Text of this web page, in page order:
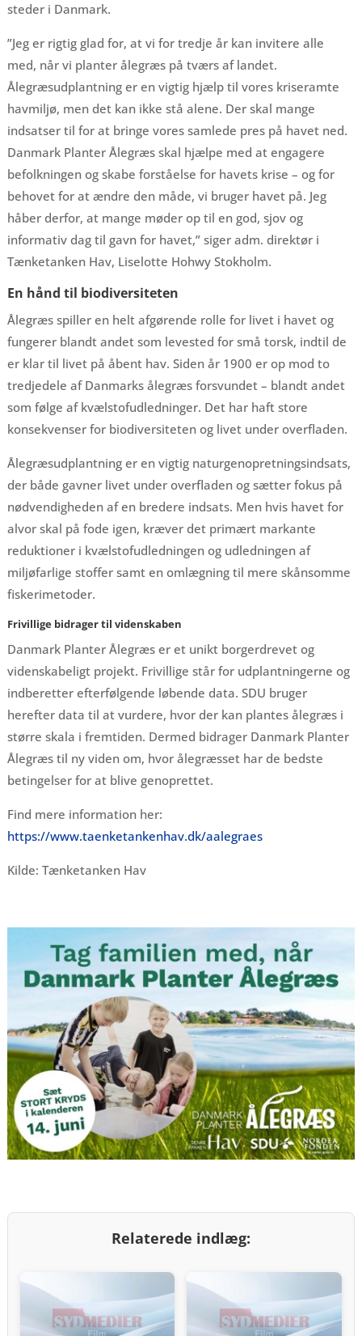
steder i Danmark.
”Jeg er rigtig glad for, at vi for tredje år kan invitere alle
med, når vi planter ålegræs på tværs af landet.
Ålegræsudplantning er en vigtig hjælp til vores kriseramte
havmiljø, men det kan ikke stå alene. Der skal mange
indsatser til for at bringe vores samlede pres på havet ned.
Danmark Planter Ålegræs skal hjælpe med at engagere
befolkningen og skabe forståelse for havets krise – og for
behovet for at ændre den måde, vi bruger havet på. Jeg
håber derfor, at mange møder op til en god, sjov og
informativ dag til gavn for havet,” siger adm. direktør i
Tænketanken Hav, Liselotte Hohwy Stokholm.
En hånd til biodiversiteten
Ålegræs spiller en helt afgørende rolle for livet i havet og
fungerer blandt andet som levested for små torsk, indtil de
er klar til livet på åbent hav. Siden år 1900 er op mod to
tredjedele af Danmarks ålegræs forsvundet – blandt andet
som følge af kvælstofudledninger. Det har haft store
konsekvenser for biodiversiteten og livet under overfladen.
Ålegræsudplantning er en vigtig naturgenopretningsindsats,
der både gavner livet under overfladen og sætter fokus på
nødvendigheden af en bredere indsats. Men hvis havet for
alvor skal på fode igen, kræver det primært markante
reduktioner i kvælstofudledningen og udledningen af
miljøfarlige stoffer samt en omlægning til mere skånsomme
fiskerimetoder.
Frivillige bidrager til videnskaben
Danmark Planter Ålegræs er et unikt borgerdrevet og
videnskabeligt projekt. Frivillige står for udplantningerne og
indberetter efterfølgende løbende data. SDU bruger
herefter data til at vurdere, hvor der kan plantes ålegræs i
større skala i fremtiden. Dermed bidrager Danmark Planter
Ålegræs til ny viden om, hvor ålegræsset har de bedste
betingelser for at blive genoprettet.
Find mere information her:
https://www.taenketankenhav.dk/aalegraes
Kilde: Tænketanken Hav
Relaterede indlæg: